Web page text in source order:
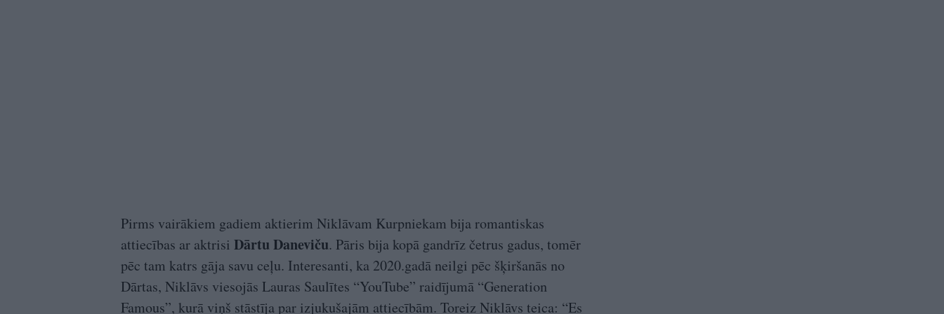
Pirms vairākiem gadiem aktierim Niklāvam Kurpniekam bija romantiskas
attiecības ar aktrisi Dārtu Daneviču. Pāris bija kopā gandrīz četrus gadus, tomēr
pēc tam katrs gāja savu ceļu. Interesanti, ka 2020.gadā neilgi pēc šķiršanās no
Dārtas, Niklāvs viesojās Lauras Saulītes “YouTube” raidījumā “Generation
Famous”, kurā viņš stāstīja par izjukušajām attiecībām. Toreiz Niklāvs teica: “Es